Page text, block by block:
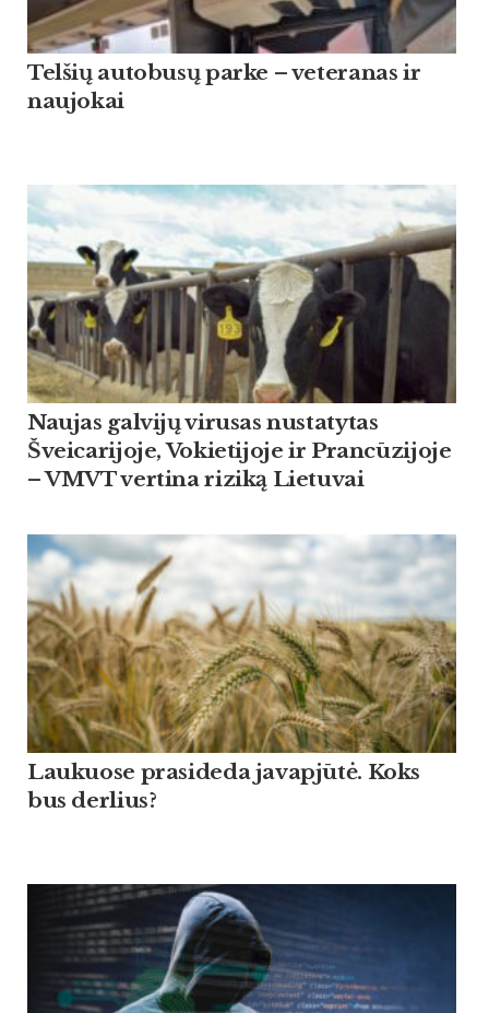
Tel­šių au­to­busų par­ke – ve­te­ra­nas ir
nau­jo­kai
Naujas galvijų virusas nustatytas
Šveicarijoje, Vokietijoje ir Prancūzijoje
– VMVT vertina riziką Lietuvai
Lau­kuo­se pra­si­de­da ja­vapjūtė. Koks
bus der­lius?